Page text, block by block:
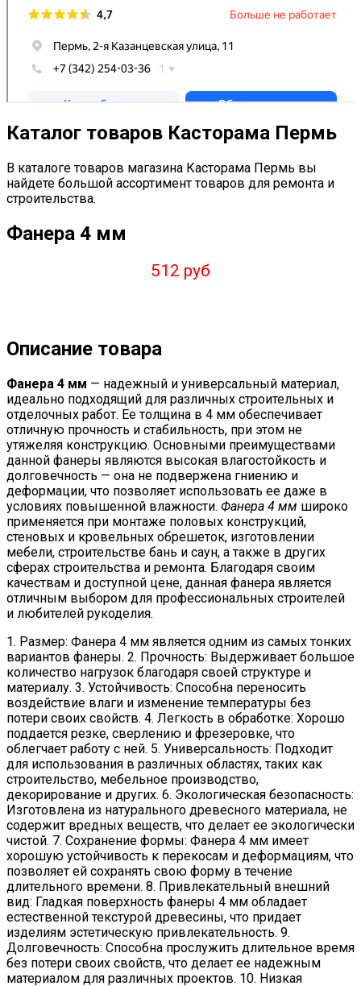
Каталог товаров Касторама Пермь
В каталоге товаров магазина Касторама Пермь вы
найдете большой ассортимент товаров для ремонта и
строительства.
Фанера 4 мм
512 руб
Описание товара
Фанера 4 мм — надежный и универсальный материал,
идеально подходящий для различных строительных и
отделочных работ. Ее толщина в 4 мм обеспечивает
отличную прочность и стабильность, при этом не
утяжеляя конструкцию. Основными преимуществами
данной фанеры являются высокая влагостойкость и
долговечность — она не подвержена гниению и
деформации, что позволяет использовать ее даже в
условиях повышенной влажности. Фанера 4 мм широко
применяется при монтаже половых конструкций,
стеновых и кровельных обрешеток, изготовлении
мебели, строительстве бань и саун, а также в других
сферах строительства и ремонта. Благодаря своим
качествам и доступной цене, данная фанера является
отличным выбором для профессиональных строителей
и любителей рукоделия.
1. Размер: Фанера 4 мм является одним из самых тонких
вариантов фанеры. 2. Прочность: Выдерживает большое
количество нагрузок благодаря своей структуре и
материалу. 3. Устойчивость: Способна переносить
воздействие влаги и изменение температуры без
потери своих свойств. 4. Легкость в обработке: Хорошо
поддается резке, сверлению и фрезеровке, что
облегчает работу с ней. 5. Универсальность: Подходит
для использования в различных областях, таких как
строительство, мебельное производство,
декорирование и других. 6. Экологическая безопасность:
Изготовлена из натурального древесного материала, не
содержит вредных веществ, что делает ее экологически
чистой. 7. Сохранение формы: Фанера 4 мм имеет
хорошую устойчивость к перекосам и деформациям, что
позволяет ей сохранять свою форму в течение
длительного времени. 8. Привлекательный внешний
вид: Гладкая поверхность фанеры 4 мм обладает
естественной текстурой древесины, что придает
изделиям эстетическую привлекательность. 9.
Долговечность: Способна прослужить длительное время
без потери своих свойств, что делает ее надежным
материалом для различных проектов. 10. Низкая